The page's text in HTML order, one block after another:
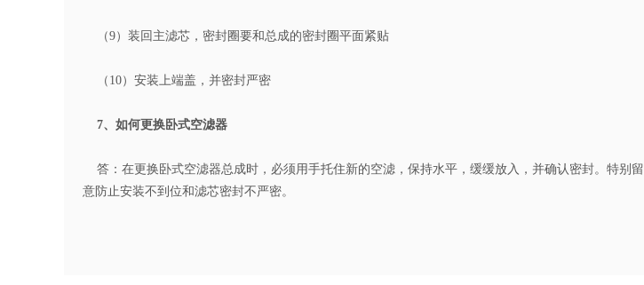
（9）装回主滤芯，密封圈要和总成的密封圈平面紧贴
（10）安装上端盖，并密封严密
7、如何更换卧式空滤器
答：在更换卧式空滤器总成时，必须用手托住新的空滤，保持水平，缓缓放入，并确认密封。特别留
意防止安装不到位和滤芯密封不严密。